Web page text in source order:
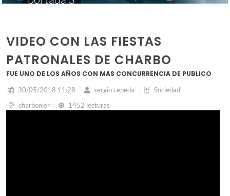
VIDEO CON LAS FIESTAS
PATRONALES DE CHARBO
FUE UNO DE LOS AÑOS CON MAS CONCURRENCIA DE PUBLICO
30/05/2018 11:28 sergio cepeda
Sociedad
charbonier
1452 lecturas